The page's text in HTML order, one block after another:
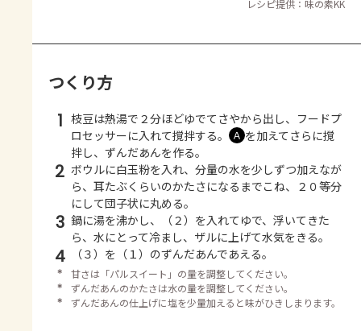
レシピ提供：味の素KK
つくり方
1 枝豆は熱湯で２分ほどゆでてさやから出し、フードプ
ロセッサーに入れて撹拌する。
Ａ を加えてさらに撹
拌し、ずんだあんを作る。
2 ボウルに白玉粉を入れ、分量の水を少しずつ加えなが
ら、耳たぶくらいのかたさになるまでこね、２０等分
にして団子状に丸める。
3 鍋に湯を沸かし、（２）を入れてゆで、浮いてきた
ら、水にとって冷まし、ザルに上げて水気をきる。
4 （３）を（１）のずんだあんであえる。
＊
甘さは「パルスイート」の量を調整してください。
＊
ずんだあんのかたさは水の量を調整してください。
＊
ずんだあんの仕上げに塩を少量加えると味がひきしまります。